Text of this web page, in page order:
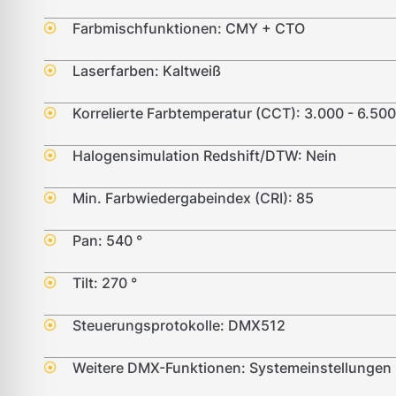
Farbmischfunktionen: CMY + CTO
Laserfarben: Kaltweiß
Korrelierte Farbtemperatur (CCT): 3.000 -
Halogensimulation Redshift/DTW: Nein
Min. Farbwiedergabeindex (CRI): 85
Pan: 540 °
Tilt: 270 °
Steuerungsprotokolle: DMX512
Weitere DMX-Funktionen: Systemeinstellungen